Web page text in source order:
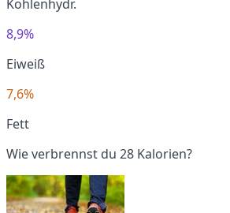
Kohlenhydr.
8,9%
Eiweiß
7,6%
Fett
Wie verbrennst du 28 Kalorien?